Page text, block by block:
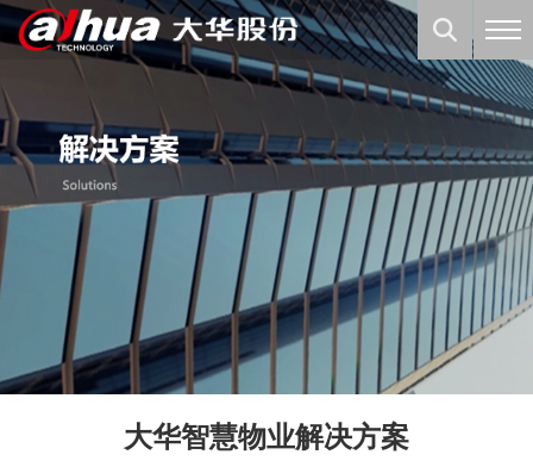
大华智慧物业解决方案